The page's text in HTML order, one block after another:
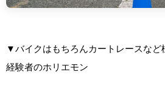
▼バイクはもちろんカートレースなど
経験者のホリエモン